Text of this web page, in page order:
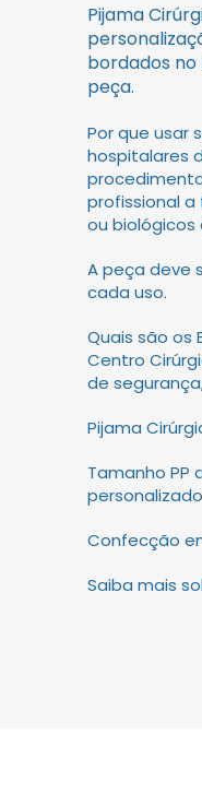
Pijama
bordados no
peça.
Por que usar
hospitalares
profissional
ou biológicos
A peça deve
cada uso.
Quais são os
Centro
de
Pijama
Tamanho
Confecção
Saiba mais